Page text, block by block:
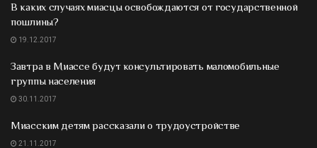
В каких случаях миасцы освобождаются от государственной
пошлины?
19.12.2017
Завтра в Миассе будут консультировать маломобильные
группы населения
30.11.2017
Миасским детям рассказали о трудоустройстве
21.11.2017